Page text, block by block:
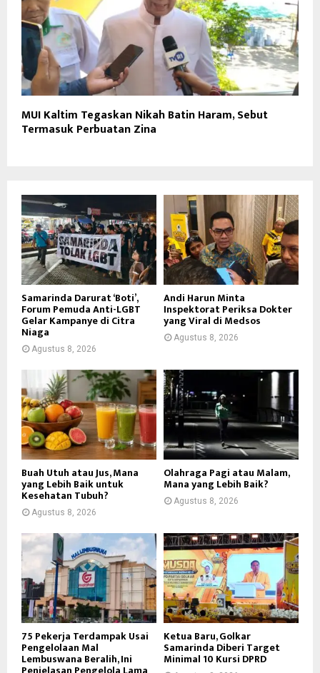
MUI Kaltim Tegaskan Nikah Batin Haram, Sebut
Termasuk Perbuatan Zina
Samarinda Darurat ‘Boti’,
Forum Pemuda Anti-LGBT
Gelar Kampanye di Citra
Niaga
Agustus 8, 2026
Andi Harun Minta
Inspektorat Periksa Dokter
yang Viral di Medsos
Agustus 8, 2026
Buah Utuh atau Jus, Mana
yang Lebih Baik untuk
Kesehatan Tubuh?
Agustus 8, 2026
Olahraga Pagi atau Malam,
Mana yang Lebih Baik?
Agustus 8, 2026
75 Pekerja Terdampak Usai
Pengelolaan Mal
Lembuswana Beralih, Ini
Ketua Baru, Golkar
Samarinda Diberi Target
Minimal 10 Kursi DPRD